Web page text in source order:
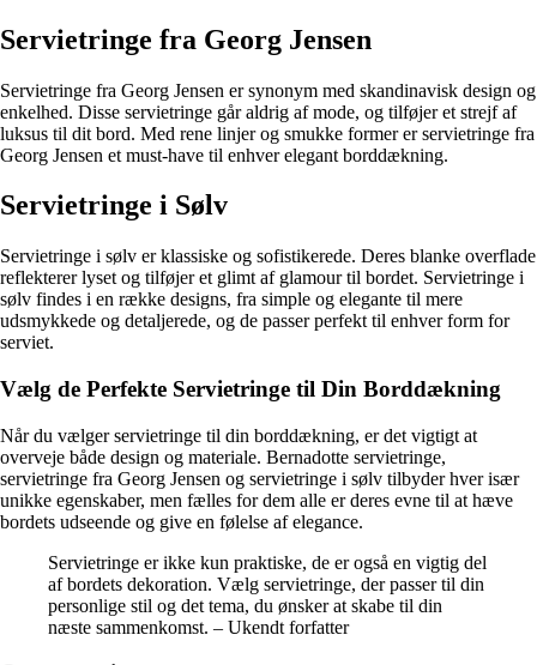
Servietringe fra Georg Jensen
Servietringe fra Georg Jensen er synonym med skandinavisk design og
enkelhed. Disse servietringe går aldrig af mode, og tilføjer et strejf af
luksus til dit bord. Med rene linjer og smukke former er servietringe fra
Georg Jensen et must-have til enhver elegant borddækning.
Servietringe i Sølv
Servietringe i sølv er klassiske og sofistikerede. Deres blanke overflade
reflekterer lyset og tilføjer et glimt af glamour til bordet. Servietringe i
sølv findes i en række designs, fra simple og elegante til mere
udsmykkede og detaljerede, og de passer perfekt til enhver form for
serviet.
Vælg de Perfekte Servietringe til Din Borddækning
Når du vælger servietringe til din borddækning, er det vigtigt at
overveje både design og materiale. Bernadotte servietringe,
servietringe fra Georg Jensen og servietringe i sølv tilbyder hver især
unikke egenskaber, men fælles for dem alle er deres evne til at hæve
bordets udseende og give en følelse af elegance.
Servietringe er ikke kun praktiske, de er også en vigtig del
af bordets dekoration. Vælg servietringe, der passer til din
personlige stil og det tema, du ønsker at skabe til din
næste sammenkomst. – Ukendt forfatter